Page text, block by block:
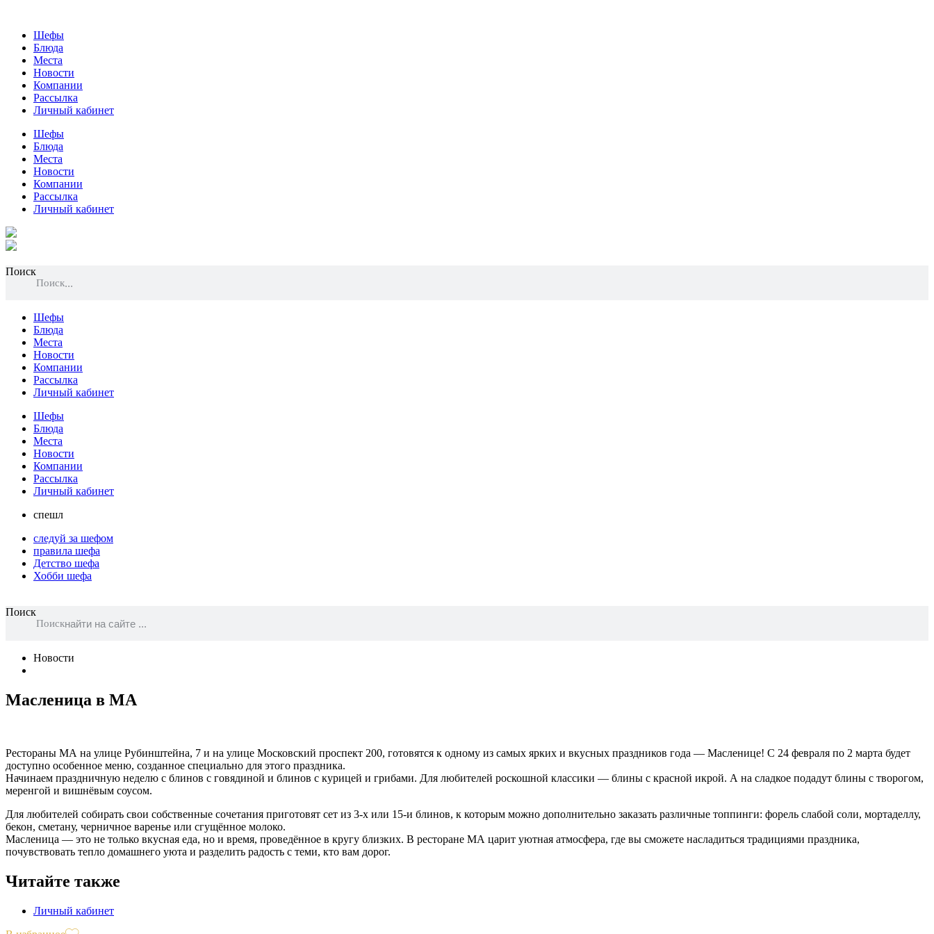
Шефы
Блюда
Места
Новости
Компании
Рассылка
Личный кабинет
Шефы
Блюда
Места
Новости
Компании
Рассылка
Личный кабинет
Поиск
Поиск
Шефы
Блюда
Места
Новости
Компании
Рассылка
Личный кабинет
Шефы
Блюда
Места
Новости
Компании
Рассылка
Личный кабинет
спешл
следуй за шефом
правила шефа
Детство шефа
Хобби шефа
Поиск
Поиск
Новости
Масленица в МА
Рестораны МА на улице Рубинштейна, 7 и на улице Московский проспект 200, готовятся к одному из самых ярких и вкусных праздников года — Масленице! С 24 февраля по 2 марта будет
доступно особенное меню, созданное специально для этого праздника.
Начинаем праздничную неделю с блинов с говядиной и блинов с курицей и грибами. Для любителей роскошной классики — блины с красной икрой. А на сладкое подадут блины с творогом,
меренгой и вишнёвым соусом.
Для любителей собирать свои собственные сочетания приготовят сет из 3-х или 15-и блинов, к которым можно дополнительно заказать различные топпинги: форель слабой соли, мортаделлу,
бекон, сметану, черничное варенье или сгущённое молоко.
Масленица — это не только вкусная еда, но и время, проведённое в кругу близких. В ресторане МА царит уютная атмосфера, где вы сможете насладиться традициями праздника,
почувствовать тепло домашнего уюта и разделить радость с теми, кто вам дорог.
Читайте также
Личный кабинет